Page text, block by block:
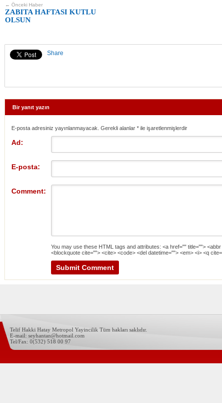
← Önceki Haber
ZABITA HAFTASI KUTLU
OLSUN
Share
Bir yanıt yazın
E-posta adresiniz yayınlanmayacak. Gerekli alanlar * ile işaretlenmişlerdir
Ad:
E-posta:
Comment:
You may use these HTML tags and attributes: <a href="" title="">
<blockquote cite=""> <cite> <code> <del datetime=""> <em> <i> <q
Telif Hakki Hatay Metropol Yayincilik Tüm hakları saklıdır.
E-mail: seyhantan@hotmail.com
Tel/Fax: 0(532) 518 00 97